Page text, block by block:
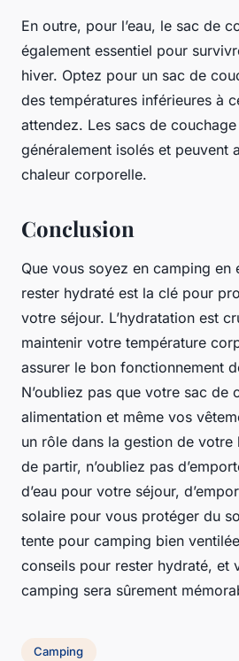
En outre, pour l’eau, le sac de
également essentiel pour
hiver. Optez pour un sac de
des températures inférieures à
attendez. Les sacs de couchage
généralement isolés et peuvent
chaleur corporelle.
Conclusion
Que vous soyez en camping en
rester hydraté est la clé pour
votre séjour. L’hydratation est
maintenir votre température
assurer le bon fonctionnement
N’oubliez pas que votre sac de
alimentation et même vos
un rôle dans la gestion de votre
de partir, n’oubliez pas
d’eau pour votre séjour,
solaire pour vous protéger du
tente pour camping bien
conseils pour rester hydraté, et
camping sera sûrement
Camping